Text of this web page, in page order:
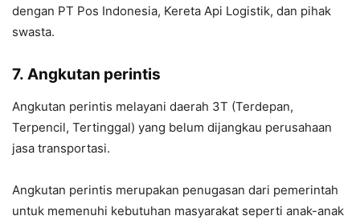
dengan PT Pos Indonesia, Kereta Api Logistik, dan pihak
swasta.
7. Angkutan perintis
Angkutan perintis melayani daerah 3T (Terdepan,
Terpencil, Tertinggal) yang belum dijangkau perusahaan
jasa transportasi.
Angkutan perintis merupakan penugasan dari pemerintah
untuk memenuhi kebutuhan masyarakat seperti anak-anak